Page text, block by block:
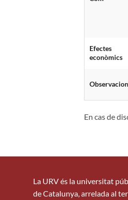
Efectes
econòmics
En cas de
La URV és la universitat
de Catalunya, arrelada al